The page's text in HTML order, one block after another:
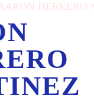
HERRERO